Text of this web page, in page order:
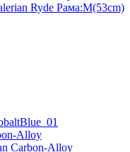
Ryde Рама:M(53cm)